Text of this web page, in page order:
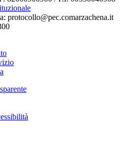
protocollo@pec.comarzachena.it